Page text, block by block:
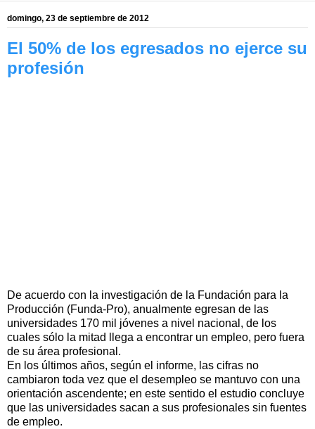
domingo, 23 de septiembre de 2012
El 50% de los egresados no ejerce su
profesión
De acuerdo con la investigación de la Fundación para la
Producción (Funda-Pro), anualmente egresan de las
universidades 170 mil jóvenes a nivel nacional, de los
cuales sólo la mitad llega a encontrar un empleo, pero fuera
de su área profesional.
En los últimos años, según el informe, las cifras no
cambiaron toda vez que el desempleo se mantuvo con una
orientación ascendente; en este sentido el estudio concluye
que las universidades sacan a sus profesionales sin fuentes
de empleo.